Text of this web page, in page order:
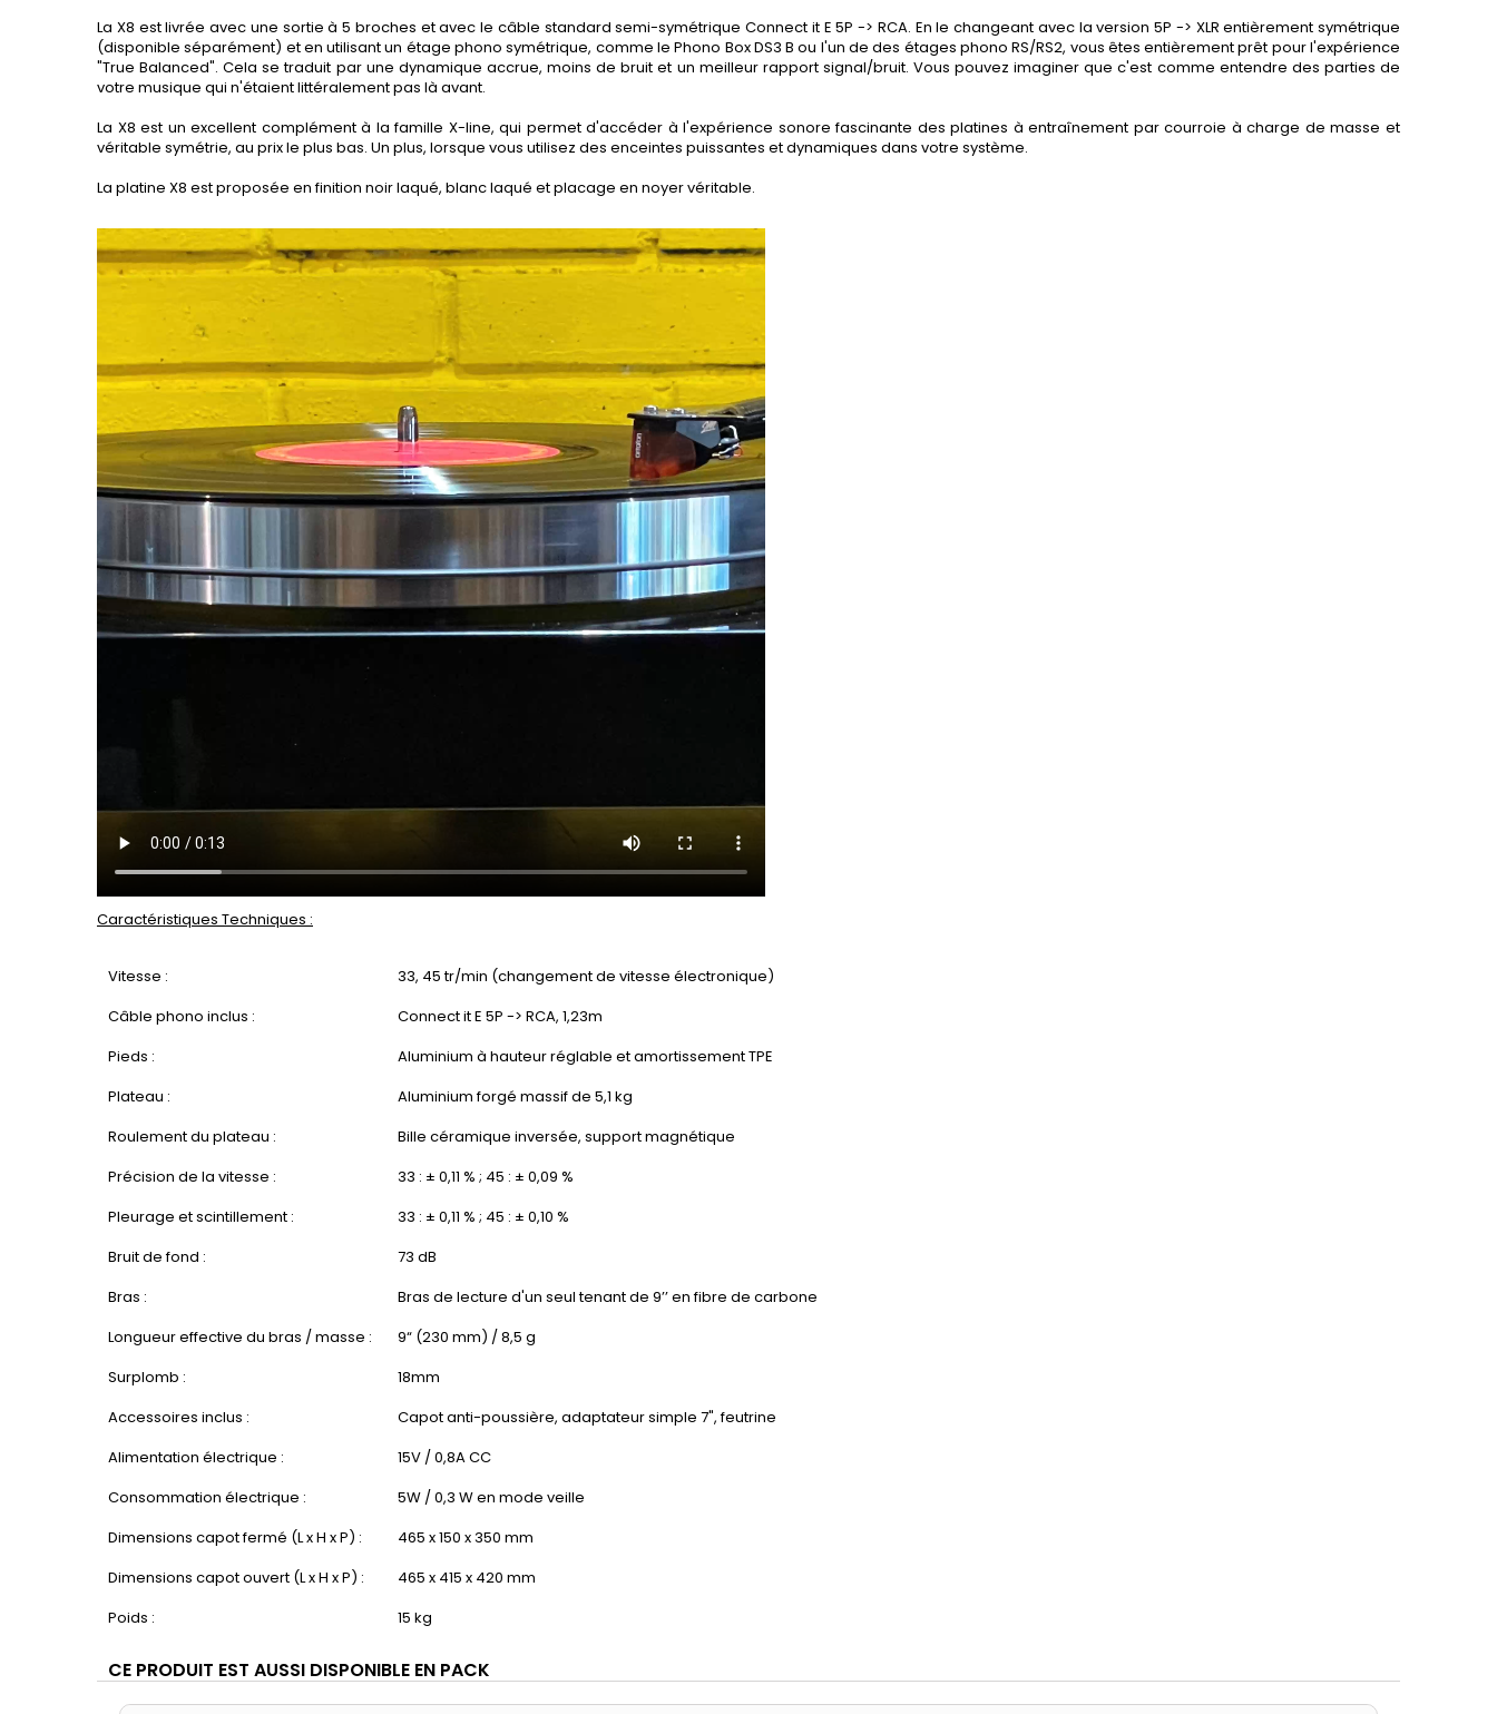
La X8 est livrée avec une sortie à 5 broches et avec le câble standard semi-symétrique Connect it E 5P -> RCA. En le changeant avec la version 5P -> XLR entièrement symétrique
(disponible séparément) et en utilisant un étage phono symétrique, comme le Phono Box DS3 B ou l'un de des étages phono RS/RS2, vous êtes entièrement prêt pour l'expérience
"True Balanced". Cela se traduit par une dynamique accrue, moins de bruit et un meilleur rapport signal/bruit. Vous pouvez imaginer que c'est comme entendre des parties de
votre musique qui n'étaient littéralement pas là avant.
La X8 est un excellent complément à la famille X-line, qui permet d'accéder à l'expérience sonore fascinante des platines à entraînement par courroie à charge de masse et
véritable symétrie, au prix le plus bas. Un plus, lorsque vous utilisez des enceintes puissantes et dynamiques dans votre système.
La platine X8 est proposée en finition noir laqué, blanc laqué et placage en noyer véritable.
Caractéristiques Techniques :
Vitesse :
33, 45 tr/min (changement de vitesse électronique)
Câble phono inclus :
Connect it E 5P -> RCA, 1,23m
Pieds :
Aluminium à hauteur réglable et amortissement TPE
Plateau :
Aluminium forgé massif de 5,1 kg
Roulement du plateau :
Bille céramique inversée, support magnétique
Précision de la vitesse :
33 : ± 0,11 % ; 45 : ± 0,09 %
Pleurage et scintillement :
33 : ± 0,11 % ; 45 : ± 0,10 %
Bruit de fond :
73 dB
Bras :
Bras de lecture d'un seul tenant de 9’’ en fibre de carbone
Longueur effective du bras / masse :
9“ (230 mm) / 8,5 g
Surplomb :
18mm
Accessoires inclus :
Capot anti-poussière, adaptateur simple 7", feutrine
Alimentation électrique :
15V / 0,8A CC
Consommation électrique :
5W / 0,3 W en mode veille
Dimensions capot fermé (L x H x P) :
465 x 150 x 350 mm
Dimensions capot ouvert (L x H x P) :
465 x 415 x 420 mm
Poids :
15 kg
CE PRODUIT EST AUSSI DISPONIBLE EN PACK